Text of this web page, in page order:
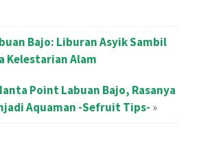
Bajo: Liburan Asyik Sambil
Kelestarian Alam
Point Labuan Bajo, Rasanya
Aquaman -Sefruit Tips- »